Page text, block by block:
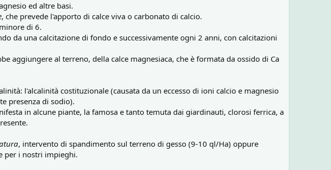
ed altre basi.
, che prevede l'apporto di calce viva o carbonato di calcio.
di 6.
da una calcitazione di fondo e successivamente ogni 2 anni, con calcitazioni
aggiungere al terreno, della calce magnesiaca, che è formata da ossido di Ca
l'alcalinità costituzionale (causata da un eccesso di ioni calcio e magnesio
presenza di sodio).
in alcune piante, la famosa e tanto temuta dai giardinauti, clorosi ferrica, a
, intervento di spandimento sul terreno di gesso (9-10 ql/Ha) oppure
per i nostri impieghi.